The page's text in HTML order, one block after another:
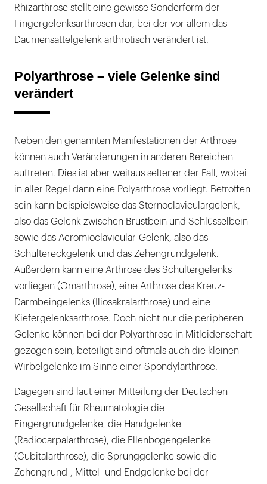
Rhizarthrose stellt eine gewisse Sonderform der
Fingergelenksarthrosen dar, bei der vor allem das
Daumensattelgelenk arthrotisch verändert ist.
Polyarthrose – viele Gelenke sind
verändert
Neben den genannten Manifestationen der Arthrose
können auch Veränderungen in anderen Bereichen
auftreten. Dies ist aber weitaus seltener der Fall, wobei
in aller Regel dann eine Polyarthrose vorliegt. Betroffen
sein kann beispielsweise das Sternoclaviculargelenk,
also das Gelenk zwischen Brustbein und Schlüsselbein
sowie das Acromioclavicular-Gelenk, also das
Schultereckgelenk und das Zehengrundgelenk.
Außerdem kann eine Arthrose des Schultergelenks
vorliegen (Omarthrose), eine Arthrose des Kreuz-
Darmbeingelenks (Iliosakralarthrose) und eine
Kiefergelenksarthrose. Doch nicht nur die peripheren
Gelenke können bei der Polyarthrose in Mitleidenschaft
gezogen sein, beteiligt sind oftmals auch die kleinen
Wirbelgelenke im Sinne einer Spondylarthrose.
Dagegen sind laut einer Mitteilung der Deutschen
Gesellschaft für Rheumatologie die
Fingergrundgelenke, die Handgelenke
(Radiocarpalarthrose), die Ellenbogengelenke
(Cubitalarthrose), die Sprunggelenke sowie die
Zehengrund-, Mittel- und Endgelenke bei der